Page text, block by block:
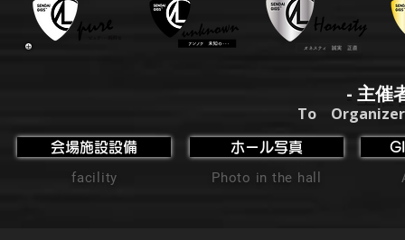
- 主催
To
会場施設設備
facility
ホール写真
Photo in the hall